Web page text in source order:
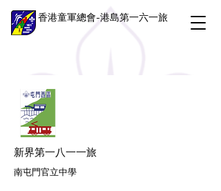
香港童軍總會-港島第一六一旅
新界第一八一一旅
南屯門官立中學